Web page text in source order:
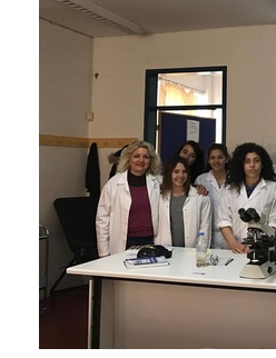
2010
ΠΟΛΙΤΙΣΜΟΣ
ΑΝΘΕΚΤΙΚΗ
ΠΟΛΗ